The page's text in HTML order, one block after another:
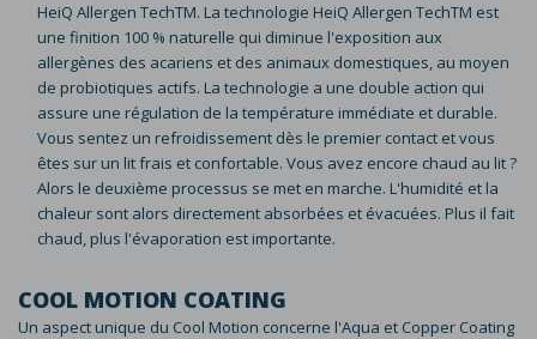
HeiQ Allergen TechTM. La technologie HeiQ Allergen TechTM est
une finition 100 % naturelle qui diminue l'exposition aux
allergènes des acariens et des animaux domestiques, au moyen
de probiotiques actifs. La technologie a une double action qui
assure une régulation de la température immédiate et durable.
Vous sentez un refroidissement dès le premier contact et vous
êtes sur un lit frais et confortable. Vous avez encore chaud au lit ?
Alors le deuxième processus se met en marche. L'humidité et la
chaleur sont alors directement absorbées et évacuées. Plus il fait
chaud, plus l'évaporation est importante.
COOL MOTION COATING
Un aspect unique du Cool Motion concerne l'Aqua et Copper Coating